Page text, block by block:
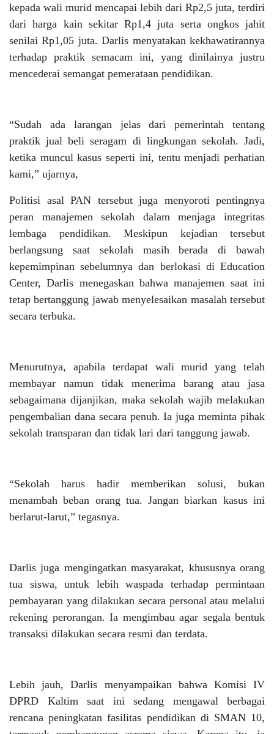
kepada wali murid mencapai lebih dari Rp2,5 juta, terdiri
dari harga kain sekitar Rp1,4 juta serta ongkos jahit
senilai Rp1,05 juta. Darlis menyatakan kekhawatirannya
terhadap praktik semacam ini, yang dinilainya justru
mencederai semangat pemerataan pendidikan.
“Sudah ada larangan jelas dari pemerintah tentang
praktik jual beli seragam di lingkungan sekolah. Jadi,
ketika muncul kasus seperti ini, tentu menjadi perhatian
kami,” ujarnya,
Politisi asal PAN tersebut juga menyoroti pentingnya
peran manajemen sekolah dalam menjaga integritas
lembaga pendidikan. Meskipun kejadian tersebut
berlangsung saat sekolah masih berada di bawah
kepemimpinan sebelumnya dan berlokasi di Education
Center, Darlis menegaskan bahwa manajemen saat ini
tetap bertanggung jawab menyelesaikan masalah tersebut
secara terbuka.
Menurutnya, apabila terdapat wali murid yang telah
membayar namun tidak menerima barang atau jasa
sebagaimana dijanjikan, maka sekolah wajib melakukan
pengembalian dana secara penuh. Ia juga meminta pihak
sekolah transparan dan tidak lari dari tanggung jawab.
“Sekolah harus hadir memberikan solusi, bukan
menambah beban orang tua. Jangan biarkan kasus ini
berlarut-larut,” tegasnya.
Darlis juga mengingatkan masyarakat, khususnya orang
tua siswa, untuk lebih waspada terhadap permintaan
pembayaran yang dilakukan secara personal atau melalui
rekening perorangan. Ia mengimbau agar segala bentuk
transaksi dilakukan secara resmi dan terdata.
Lebih jauh, Darlis menyampaikan bahwa Komisi IV
DPRD Kaltim saat ini sedang mengawal berbagai
rencana peningkatan fasilitas pendidikan di SMAN 10,